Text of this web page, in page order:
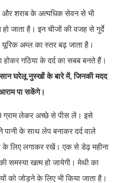
और शराब के अत्यधिक सेवन से भी
जाता है। इन चीजों की वजह से गुर्दे
अम्ल का स्तर बढ़ जाता है।
गठिया के दर्द का सबब बनते हैं।
घरेलू नुस्खों के बारे में, जिनकी मदद
पा सकेंगे।
ग्राम लेकर अच्छे से पीस लें। इसे
के साथ लेप बनाकर दर्द वाले
के लिए लगाकर रखें। एक से डेढ़ महीना
समस्या खत्म हो जायेगी। मेथी का
को जोड़ने के लिए भी किया जाता है।